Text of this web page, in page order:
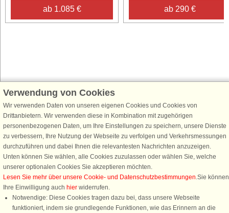
ab 1.085 € ab 290 €
Schließen Sie sich 100.000 Ferienhaus-Fans an
Erhalten Sie einenWillkommensgutschein von 25 € für Ihren nächsten
Ferienhausurlaub - melden Sie sich einfach für den DanCenter Newsletter
an. Verpassen Sie nie wieder exklusive Angebote, Gewinnspiele und
Urlaubstipps!
Newsletter abonnieren
Verwendung von Cookies
Wir verwenden Daten von unseren eigenen Cookies und Cookies von
Drittanbietern. Wir verwenden diese in Kombination mit zugehörigen
personenbezogenen Daten, um Ihre Einstellungen zu speichern, unsere Dienste
zu verbessern, Ihre Nutzung der Webseite zu verfolgen und Verkehrsmessungen
durchzuführen und dabei Ihnen die relevantesten Nachrichten anzuzeigen.
Unten können Sie wählen, alle Cookies zuzulassen oder wählen Sie, welche
unserer optionalen Cookies Sie akzeptieren möchten.
Lesen Sie mehr über unsere Cookie- und Datenschutzbestimmungen.Sie können
Ihre Einwilligung auch hier widerrufen.
Notwendige: Diese Cookies tragen dazu bei, dass unsere Webseite
funktioniert, indem sie grundlegende Funktionen, wie das Erinnern an die